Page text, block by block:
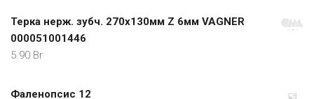
Терка нерж. зубч. 270х130мм Z 6мм VAGNER
000051001446
5.90 Br
Фаленопсис 12